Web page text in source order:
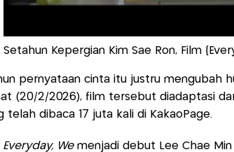
Setahun Kepergian Kim Sae Ron, Film
pernyataan cinta itu justru mengubah
(20/2/2026), film tersebut diadaptasi
telah dibaca 17 juta kali di KakaoPage.
Everyday, Wemenjadi debut Lee Chae Min